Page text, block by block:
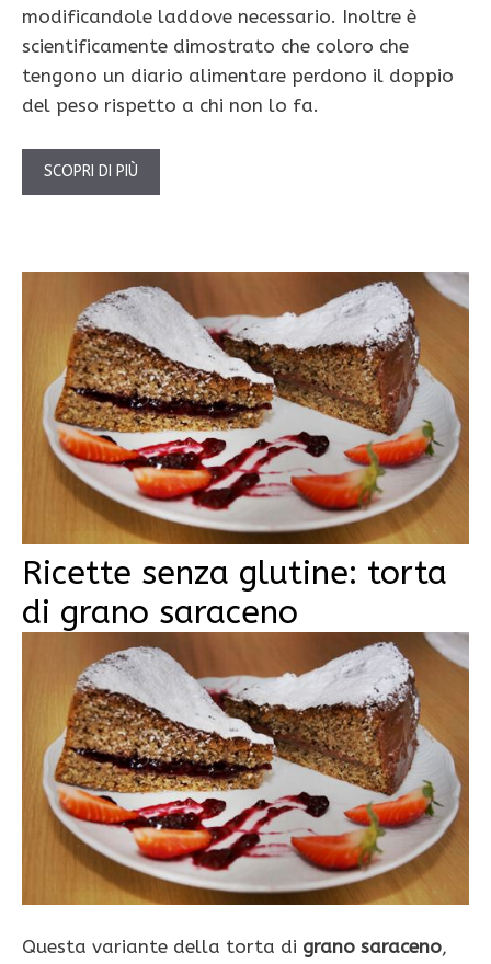
modificandole laddove necessario. Inoltre è
scientificamente dimostrato che coloro che
tengono un diario alimentare perdono il doppio
del peso rispetto a chi non lo fa.
SCOPRI DI PIÙ
Ricette senza glutine: torta
di grano saraceno
Questa variante della torta di grano saraceno,